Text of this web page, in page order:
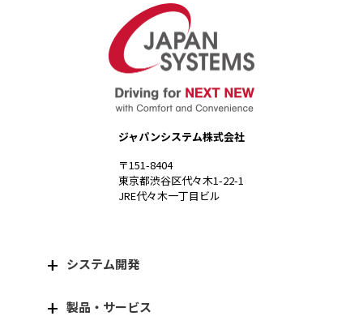
ジャパンシステム株式会社
〒151-8404
東京都渋谷区代々木1-22-1
JRE代々木一丁目ビル
システム開発
製品・サービス